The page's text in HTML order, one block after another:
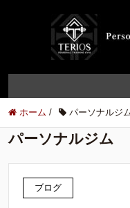
ホーム / パーソナルジ
パーソナルジム
ブログ